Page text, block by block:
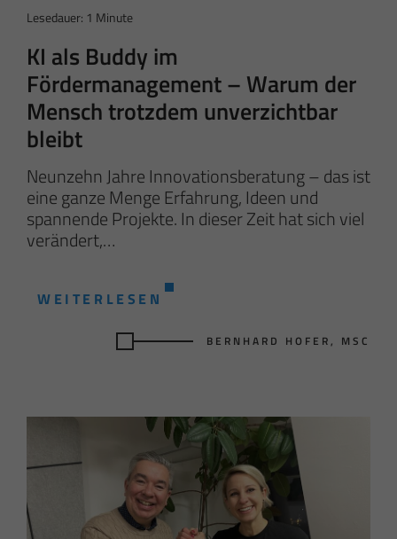
Lesedauer: 1 Minute
KI als Buddy im
Fördermanagement – Warum der
Mensch trotzdem unverzichtbar
bleibt
Neunzehn Jahre Innovationsberatung – das ist
eine ganze Menge Erfahrung, Ideen und
spannende Projekte. In dieser Zeit hat sich viel
verändert,…
WEITERLESEN
BERNHARD HOFER, MSC